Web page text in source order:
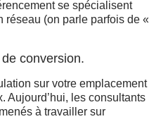
se spécialisent
réseau (on parle parfois de «
conversion.
sur votre emplacement
Aujourd’hui, les consultants
à travailler sur